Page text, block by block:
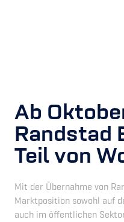
Ab
Randstad
Teil von
Mit der Übernahme von
Marktposition sowohl auf
auch im öffentlichen